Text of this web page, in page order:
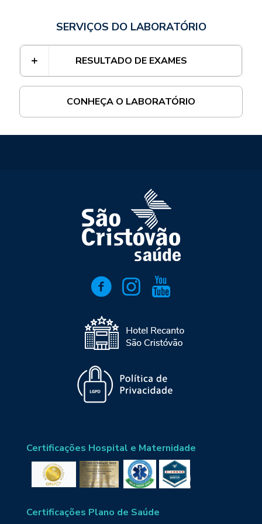
SERVIÇOS DO LABORATÓRIO
RESULTADO DE EXAMES
CONHEÇA O LABORATÓRIO
Certificações Hospital e Maternidade
Certificações Plano de Saúde